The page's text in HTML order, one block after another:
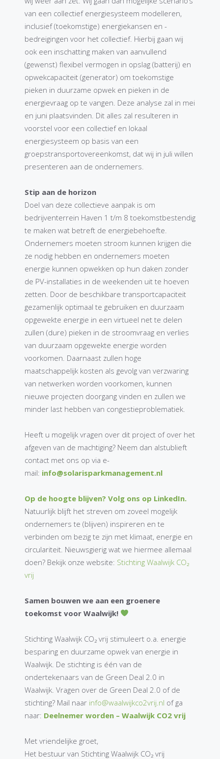
van een collectief energiesysteem modelleren,
inclusief (toekomstige) energiekansen en -
bedreigingen voor het collectief. Hierbij gaan wij
ook een inschatting maken van aanvullend
(gewenst) flexibel vermogen in opslag (batterij) en
opwekcapaciteit (generator) om toekomstige
pieken in duurzame opwek en pieken in de
energievraag op te vangen. Deze analyse zal in mei
en juni plaatsvinden. Dit alles zal resulteren in
voorstel voor een collectief en lokaal
energiesysteem op basis van een
groepstransportovereenkomst, dat wij in juli willen
presenteren aan de ondernemers.
Stip aan de horizon
Doel van deze collectieve aanpak is om
bedrijventerrein Haven 1 t/m 8 toekomstbestendig
te maken wat betreft de energiebehoefte.
Ondernemers moeten stroom kunnen krijgen die
ze nodig hebben en ondernemers moeten
energie kunnen opwekken op hun daken zonder
de PV-installaties in de weekenden uit te hoeven
zetten. Door de beschikbare transportcapaciteit
gezamenlijk optimaal te gebruiken en duurzaam
opgewekte energie in een virtueel net te delen
zullen (dure) pieken in de stroomvraag en verlies
van duurzaam opgewekte energie worden
voorkomen. Daarnaast zullen hoge
maatschappelijk kosten als gevolg van verzwaring
van netwerken worden voorkomen, kunnen
nieuwe projecten doorgang vinden en zullen we
minder last hebben van congestieproblematiek.
Heeft u mogelijk vragen over dit project of over het
afgeven van de machtiging? Neem dan alstublieft
contact met ons op via e-
mail: info@solarisparkmanagement.nl
Op de hoogte blijven? Volg ons op LinkedIn.
Natuurlijk blijft het streven om zoveel mogelijk
ondernemers te (blijven) inspireren en te
verbinden om bezig te zijn met klimaat, energie en
circulariteit. Nieuwsgierig wat we hiermee allemaal
doen? Bekijk onze website: Stichting Waalwijk CO₂
vrij
Samen bouwen we aan een groenere
toekomst voor Waalwijk!
Stichting Waalwijk CO₂ vrij stimuleert o.a. energie
besparing en duurzame opwek van energie in
Waalwijk. De stichting is één van de
ondertekenaars van de Green Deal 2.0 in
Waalwijk. Vragen over de Green Deal 2.0 of de
stichting? Mail naar info@waalwijkco2vrij.nl of ga
naar: Deelnemer worden – Waalwijk CO2 vrij
Met vriendelijke groet,
Het bestuur van Stichting Waalwijk CO₂ vrij